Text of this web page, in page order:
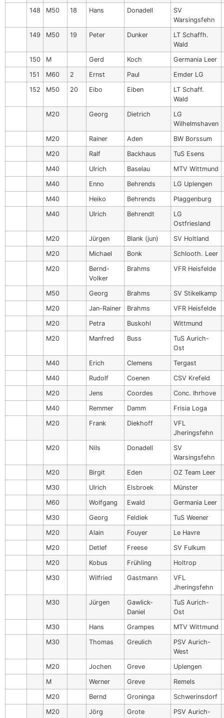
148
M50 18 Hans Donadell
SV
Warsingsfehn
149
M50 19 Peter Dunker
LT Schaffh.
Wald
150
M Gerd Koch
Germania Leer
151
M60 2 Ernst Paul
Emder LG
152
M50 20 Eibo Eiben
LT Schaff.
Wald
M20
Georg Dietrich
LG
Wilhelmshaven
M20
Rainer Aden
BW Borssum
M20
Ralf Backhaus
TuS Esens
M40
Ulrich Baselau
MTV Wittmund
M40
Enno Behrends
LG Uplengen
M40
Heiko Behrends
Plaggenburg
M40
Ulrich Behrendt
LG
Ostfriesland
M20
Jürgen Blank (jun)
SV Holtland
M20
Michael Bonk
Schlooth. Leer
M20
Bernd-
Volker
Brahms VFR Heisfelde
M50 Georg Brahms
SV Stikelkamp
M20
Jan-Rainer Brahms
VFR Heisfelde
M20
Petra Buskohl
Wittmund
M20
Manfred Buss
TuS Aurich-
Ost
M40
Erich Clemens
Tergast
M40
Rudolf Coenen
CSV Krefeld
M20
Jens Coordes
Conc. Ihrhove
M40
Remmer Damm
Frisia Loga
M20
Frank Diekhoff
VFL
Jheringsfehn
M20
Nils Donadell
SV
Warsingsfehn
M20
Birgit Eden
OZ Team Leer
M30
Ulrich Elsbroek
Münster
M60
Wolfgang Ewald
Germania Leer
M30
Georg Feldiek
TuS Weener
M20
Alain Fouyer
Le Havre
M20
Detlef Freese
SV Fulkum
M20
Kobus Frühling
Holtrop
M30
Wilfried Gastmann
VFL
Jheringsfehn
M30
Jürgen
Gawlick-
Daniel
TuS Aurich-
Ost
M30
Hans Grampes
MTV Wittmund
M30
Thomas Greulich
PSV Aurich-
West
M20
Jochen Greve
Uplengen
M
Werner Greve
Remels
M20
Bernd Groninga
Schwerinsdorf
M20
Jörg Grote
PSV Aurich-